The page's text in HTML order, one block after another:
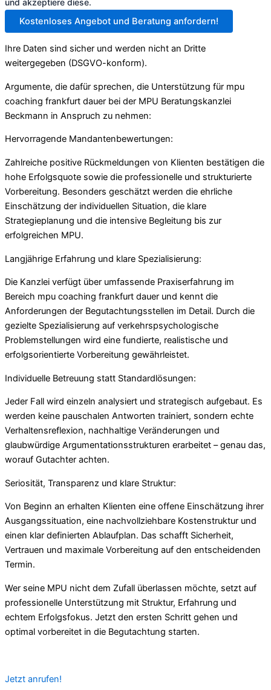
Kostenloses Angebot und Beratung anfordern!
Ihre Daten sind sicher und werden nicht an Dritte
weitergegeben (DSGVO-konform).
Argumente, die dafür sprechen, die Unterstützung für mpu
coaching frankfurt dauer bei der MPU Beratungskanzlei
Beckmann in Anspruch zu nehmen:
Hervorragende Mandantenbewertungen:
Zahlreiche positive Rückmeldungen von Klienten bestätigen die
hohe Erfolgsquote sowie die professionelle und strukturierte
Vorbereitung. Besonders geschätzt werden die ehrliche
Einschätzung der individuellen Situation, die klare
Strategieplanung und die intensive Begleitung bis zur
erfolgreichen MPU.
Langjährige Erfahrung und klare Spezialisierung:
Die Kanzlei verfügt über umfassende Praxiserfahrung im
Bereich mpu coaching frankfurt dauer und kennt die
Anforderungen der Begutachtungsstellen im Detail. Durch die
gezielte Spezialisierung auf verkehrspsychologische
Problemstellungen wird eine fundierte, realistische und
erfolgsorientierte Vorbereitung gewährleistet.
Individuelle Betreuung statt Standardlösungen:
Jeder Fall wird einzeln analysiert und strategisch aufgebaut. Es
werden keine pauschalen Antworten trainiert, sondern echte
Verhaltensreflexion, nachhaltige Veränderungen und
glaubwürdige Argumentationsstrukturen erarbeitet – genau das,
worauf Gutachter achten.
Seriosität, Transparenz und klare Struktur:
Von Beginn an erhalten Klienten eine offene Einschätzung ihrer
Ausgangssituation, eine nachvollziehbare Kostenstruktur und
einen klar definierten Ablaufplan. Das schafft Sicherheit,
Vertrauen und maximale Vorbereitung auf den entscheidenden
Termin.
Wer seine MPU nicht dem Zufall überlassen möchte, setzt auf
professionelle Unterstützung mit Struktur, Erfahrung und
echtem Erfolgsfokus. Jetzt den ersten Schritt gehen und
optimal vorbereitet in die Begutachtung starten.
Jetzt anrufen!